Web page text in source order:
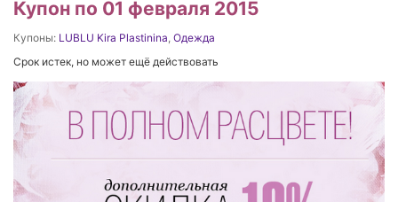
Купон по 01 февраля 2015
Купоны: LUBLU Kira Plastinina, Одежда
Срок истек, но может ещё действовать